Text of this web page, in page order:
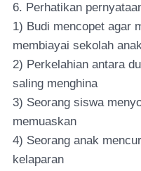
6. Perhatikan
1) Budi mencopet agar
membiayai sekolah
2) Perkelahian antara
saling menghina
3) Seorang siswa
memuaskan
4) Seorang anak
kelaparan